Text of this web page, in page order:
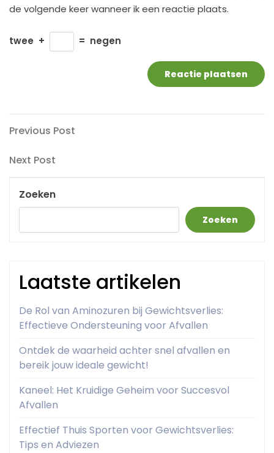
de volgende keer wanneer ik een reactie plaats.
twee + = negen
Berichtnavigatie
Previous
Previous Post
Next
Next Post
Zoeken
Zoeken
Laatste artikelen
De Rol van Aminozuren bij Gewichtsverlies:
Effectieve Ondersteuning voor Afvallen
Ontdek de waarheid achter snel afvallen en
bereik jouw ideale gewicht!
Kaneel: Het Kruidige Geheim voor Succesvol
Afvallen
Effectief Thuis Sporten voor Gewichtsverlies:
Tips en Adviezen